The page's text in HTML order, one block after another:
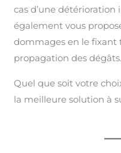
cas d’une
également vous
dommages en le fixant
propagation des dégâts.
Quel que soit votre
la meilleure solution à